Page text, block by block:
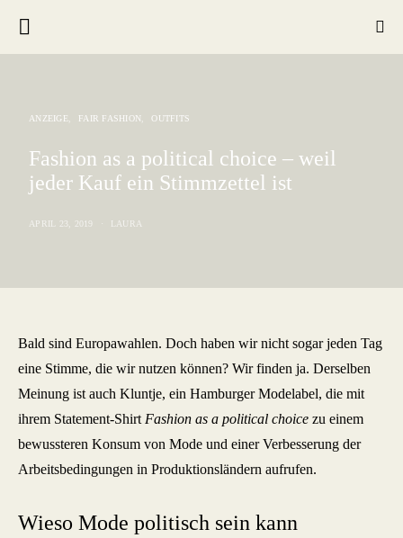
ANZEIGE FAIR FASHION OUTFITS
Fashion as a political choice – weil
jeder Kauf ein Stimmzettel ist
APRIL 23, 2019 LAURA
Bald sind Europawahlen. Doch haben wir nicht sogar jeden Tag
eine Stimme, die wir nutzen können? Wir finden ja. Derselben
Meinung ist auch Kluntje, ein Hamburger Modelabel, die mit
ihrem Statement-Shirt Fashion as a political choice zu einem
bewussteren Konsum von Mode und einer Verbesserung der
Arbeitsbedingungen in Produktionsländern aufrufen.
Wieso Mode politisch sein kann